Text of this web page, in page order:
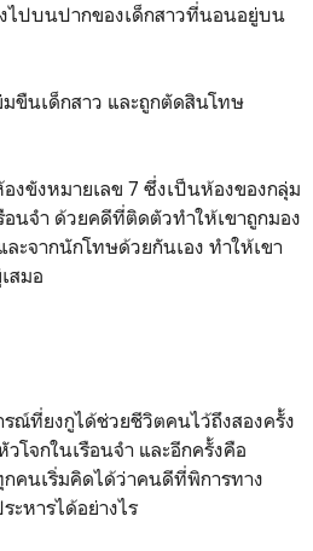
ไปบนปากของเด็กสาวที่นอนอยู่บน
ขืนเด็กสาว และถูกตัดสินโทษ
งขังหมายเลข 7 ซึ่งเป็นห้องของกลุ่ม
นจำ ด้วยคดีที่ติดตัวทำให้เขาถูกมอง
ะจากนักโทษด้วยกันเอง ทำให้เขา
สมอ
ณ์ที่ยงกูได้ช่วยชีวิตคนไว้ถึงสองครั้ง
โจกในเรือนจำ และอีกครั้งคือ
คนเริ่มคิดได้ว่าคนดีที่พิการทาง
หารได้อย่างไร